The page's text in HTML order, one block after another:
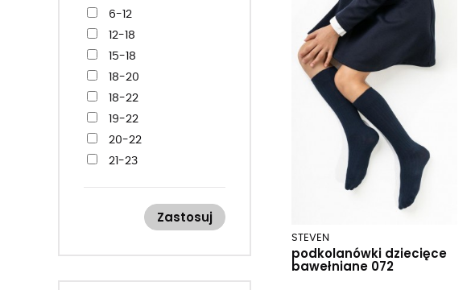
6-12
12-18
15-18
18-20
18-22
19-22
20-22
21-23
Zastosuj
STEVEN
podkolanówki dziecięce
bawełniane 072